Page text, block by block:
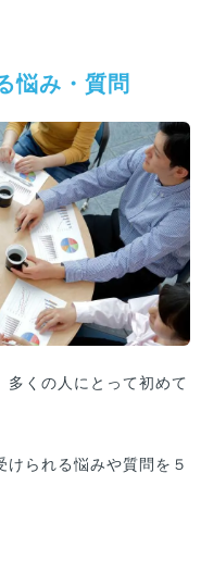
悩み・質問
多くの人にとって初めて
けられる悩みや質問を５